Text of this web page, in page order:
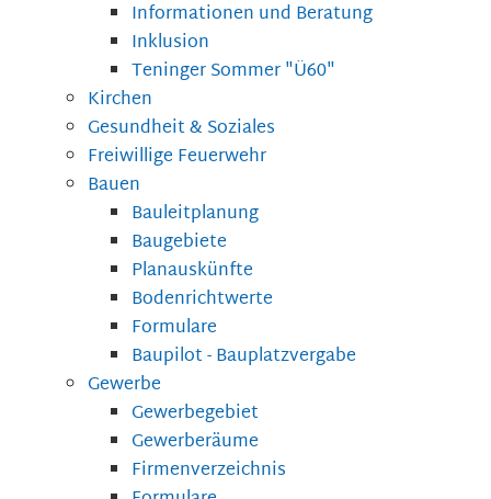
Informationen und Beratung
Inklusion
Teninger Sommer "Ü60"
Kirchen
Gesundheit & Soziales
Freiwillige Feuerwehr
Bauen
Bauleitplanung
Baugebiete
Planauskünfte
Bodenrichtwerte
Formulare
Baupilot - Bauplatzvergabe
Gewerbe
Gewerbegebiet
Gewerberäume
Firmenverzeichnis